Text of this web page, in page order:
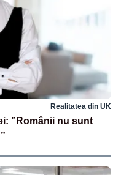
Realitatea din UK
”Românii nu sunt